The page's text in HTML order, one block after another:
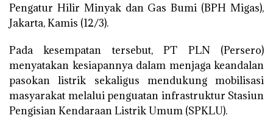
Pengatur Hilir Minyak dan Gas Bumi (BPH Migas),
Jakarta, Kamis (12/3).
Pada kesempatan tersebut, PT PLN (Persero)
menyatakan kesiapannya dalam menjaga keandalan
pasokan listrik sekaligus mendukung mobilisasi
masyarakat melalui penguatan infrastruktur Stasiun
Pengisian Kendaraan Listrik Umum (SPKLU).